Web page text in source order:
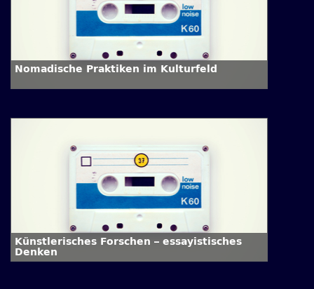
Nomadische Praktiken im Kulturfeld
Künstlerisches Forschen – essayistisches
Denken